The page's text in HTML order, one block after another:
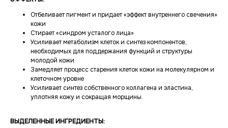
Отбеливает пигмент и придает «эффект внутреннего свечения»
кожи
Стирает «синдром усталого лица»
Усиливает метаболизм клеток и синтез компонентов,
необходимых для поддержания функций и структуры
молодой кожи
Замедляет процесс старения клеток кожи на молекулярном и
клеточном уровне
Усиливает синтез собственного коллагена и эластина,
уплотняя кожу и сокращая морщины.
ВЫДЕЛЕННЫЕ ИНГРЕДИЕНТЫ: